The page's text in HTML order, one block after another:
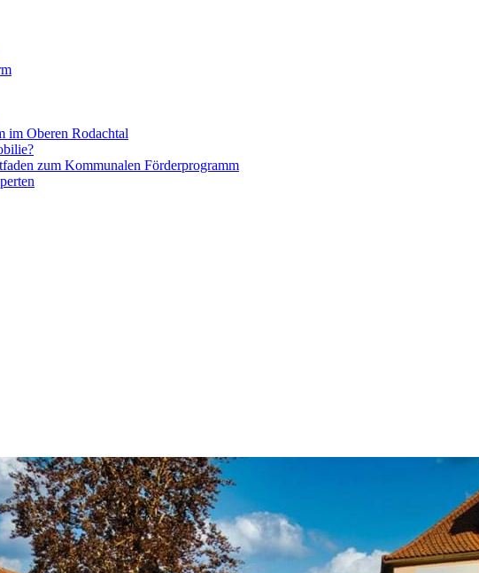
im Oberen Rodachtal
zum Kommunalen Förderprogramm